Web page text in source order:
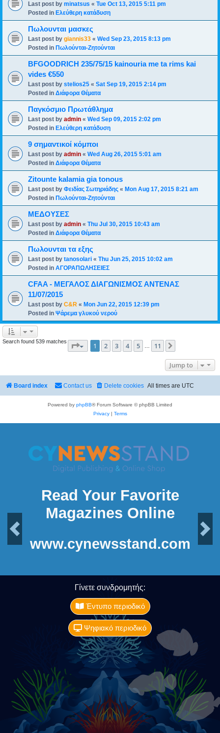
Last post by minatsus « Tue Oct 13, 2015 5:11 pm
Posted in Ελεύθερη κατάδυση
Πωλουνται μασκες
Last post by giannis33 « Wed Sep 23, 2015 8:13 pm
Posted in Πωλούνται-Ζητούνται
BFGOODRICH 235/75/15 kainouria me ta rims kai
vides €550
Last post by stelios25 « Sat Sep 19, 2015 2:14 pm
Posted in Διάφορα Θέματα
Παγκόσμιο Πρωτάθλημα
Last post by admin « Wed Sep 09, 2015 2:02 pm
Posted in Ελεύθερη κατάδυση
9 σημαντικοί κόμποι
Last post by admin « Wed Aug 26, 2015 5:01 am
Posted in Διάφορα Θέματα
Zitounte kalamia gia tonous
Last post by Φειδίας Σωτηριάδης « Mon Aug 17, 2015 8:21 am
Posted in Πωλούνται-Ζητούνται
ΜΕΔΟΥΣΕΣ
Last post by admin « Thu Jul 30, 2015 10:43 am
Posted in Διάφορα Θέματα
Πωλουνται τα εξης
Last post by tanosolari « Thu Jun 25, 2015 10:02 am
Posted in ΑΓΟΡΑΠΩΛΗΣΕΙΕΣ
CFAA - ΜΕΓΑΛΟΣ ΔΙΑΓΩΝΙΣΜΟΣ ΑΝΤΕΝΑΣ
11/07/2015
Last post by C&R « Mon Jun 22, 2015 12:39 pm
Posted in Ψάρεμα γλυκού νερού
Search found 539 matches Page of 11
1 2 3 4 5 11
Jump to
Board index All times are UTC
Delete cookies
Contact us
Powered by phpBB® Forum Software © phpBB Limited
Privacy| Terms
Read Your Favorite
Magazines Online
Next
www.cynewsstand.com
Γίνετε συνδρομητής:
Έντυπο περιοδικό
Ψηφιακό περιοδικό